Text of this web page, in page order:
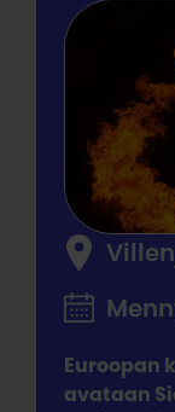
Euroopan
avataan